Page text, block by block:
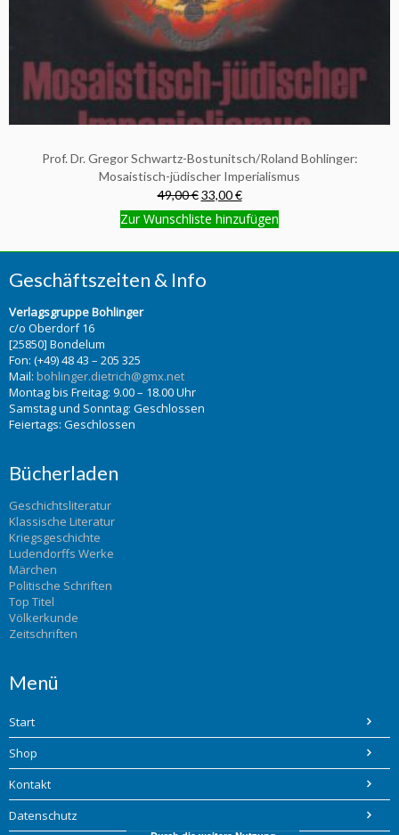
Prof. Dr. Gregor Schwartz-Bostunitsch/Roland Bohlinger:
Mosaistisch-jüdischer Imperialismus
49,00 € 33,00 €
Zur Wunschliste hinzufügen
Geschäftszeiten & Info
Verlagsgruppe Bohlinger
c/o Oberdorf 16
[25850] Bondelum
Fon: (+49) 48 43 – 205 325
Mail: bohlinger.dietrich@gmx.net
Montag bis Freitag: 9.00 – 18.00 Uhr
Samstag und Sonntag: Geschlossen
Feiertags: Geschlossen
Bücherladen
Geschichtsliteratur
Klassische Literatur
Kriegsgeschichte
Ludendorffs Werke
Märchen
Politische Schriften
Top Titel
Völkerkunde
Zeitschriften
Menü
Start
Shop
Kontakt
Datenschutz